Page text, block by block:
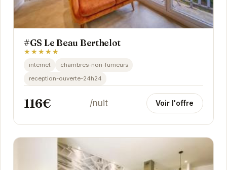
#GS Le Beau Berthelot
★★★★★
internet
chambres-non-fumeurs
reception-ouverte-24h24
116€ /nuit Voir l'offre